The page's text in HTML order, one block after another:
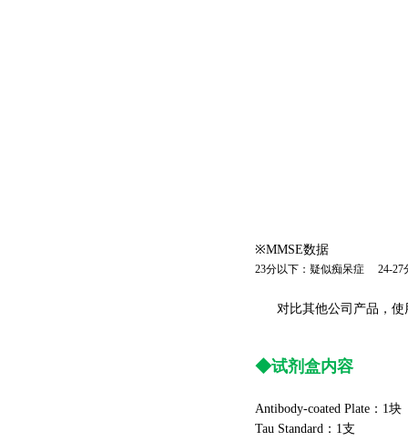
※MMSE数据
23分以下：疑似痴呆症 24-
对比其他公司产品，使
◆试剂盒内容
Antibody-coated Plate：1块
Tau Standard：1支